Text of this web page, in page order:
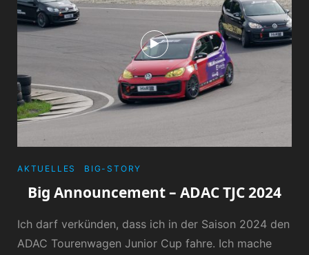
View
CATEGORIES
AKTUELLES BIG-STORY
Big Announcement – ADAC TJC 2024
Ich darf verkünden, dass ich in der Saison 2024 den
ADAC Tourenwagen Junior Cup fahre. Ich mache